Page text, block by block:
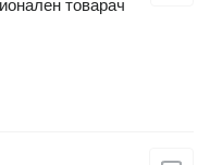
товарач